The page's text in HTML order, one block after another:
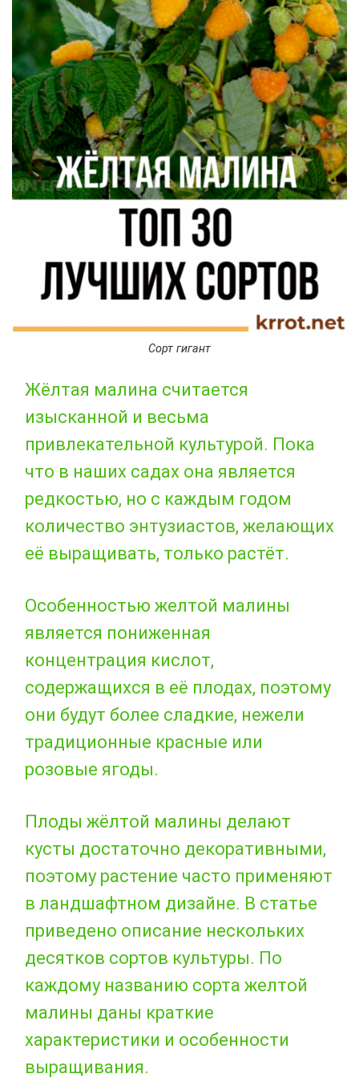
Сорт гигант
Жёлтая малина считается
изысканной и весьма
привлекательной культурой. Пока
что в наших садах она является
редкостью, но с каждым годом
количество энтузиастов, желающих
её выращивать, только растёт.
Особенностью желтой малины
является пониженная
концентрация кислот,
содержащихся в её плодах, поэтому
они будут более сладкие, нежели
традиционные красные или
розовые ягоды.
Плоды жёлтой малины делают
кусты достаточно декоративными,
поэтому растение часто применяют
в ландшафтном дизайне. В статье
приведено описание нескольких
десятков сортов культуры. По
каждому названию сорта желтой
малины даны краткие
характеристики и особенности
выращивания.